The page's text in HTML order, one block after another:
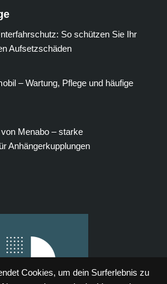
Cookies, um dein Surferlebnis zu
So schützen Sie Ihr
Aufsetzschäden
– Wartung, Pflege und häufige
Menabo – starke
Anhängerkupplungen